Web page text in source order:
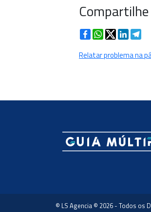
Compartilhe
FacebookWhatsApp
TwitterLinkedIn
Relatar problema na
© LS Agencia © 2026 - Todos os